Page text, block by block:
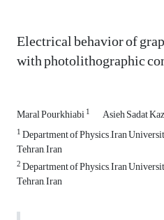
Electrical behavior of
with photolithographic
Maral Pourkhiabi1 Asieh Sadat
1Department of Physics ,Iran
Tehran, Iran
2Department of Physics, Iran
Tehran, Iran